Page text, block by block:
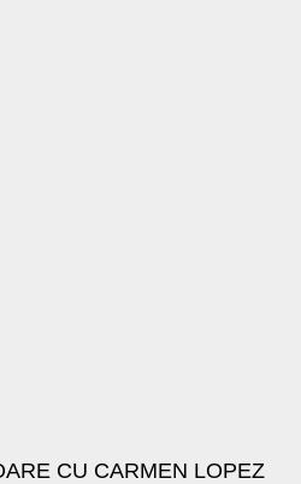
CU CARMEN LOPEZ